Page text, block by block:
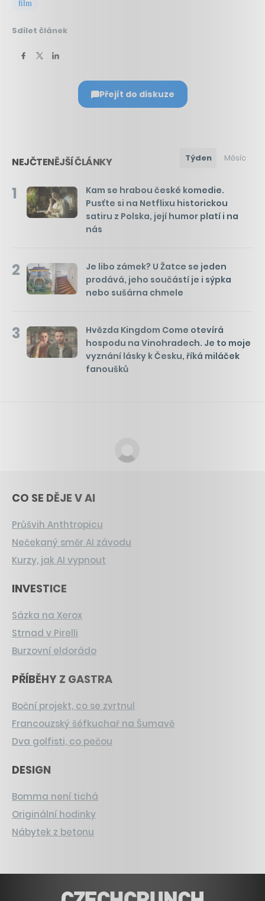
film
Sdílet článek
Přejít do diskuze
NEJČTENĚJŠÍ ČLÁNKY Týden Měsíc
1
Kam se hrabou české komedie.
Pusťte si na Netflixu historickou
satiru z Polska, její humor platí i na
nás
2
Je libo zámek? U Žatce se jeden
prodává, jeho součástí je i sýpka
nebo sušárna chmele
3
Hvězda Kingdom Come otevírá
hospodu na Vinohradech. Je to moje
vyznání lásky k Česku, říká miláček
fanoušků
CO SE DĚJE V AI
Průšvih Anthtropicu
Nečekaný směr AI závodu
Kurzy, jak AI vypnout
INVESTICE
Sázka na Xerox
Strnad v Pirelli
Burzovní eldorádo
PŘÍBĚHY Z GASTRA
Boční projekt, co se zvrtnul
Francouzský šéfkuchař na Šumavě
Dva golfisti, co pečou
DESIGN
Bomma není tichá
Originální hodinky
Nábytek z betonu